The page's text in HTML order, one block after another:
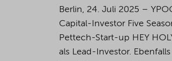
Berlin, 24. Juli 2025 –
Capital-Investor Five
Pettech-Start-up HEY
als Lead-Investor.